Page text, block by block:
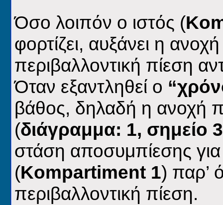
Όσο λοιπόν ο ιστός (
φορτίζει, αυξάνει η
περιβαλλοντική πίεση
Όταν εξαντληθεί ο
βάθος, δηλαδή η ανοχή
(διάγραμμα: 1, σημείο 3
στάση αποσυμπίεσης
(Kompartiment 1) παρ’
περιβαλλοντική πίεση.